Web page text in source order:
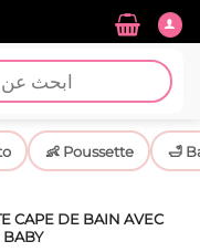
👶 Poussette 🛁
CAPE DE BAIN AVEC
BABY